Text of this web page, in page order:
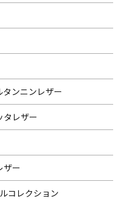
ンニンレザー
タレザー
ザー
コレクション